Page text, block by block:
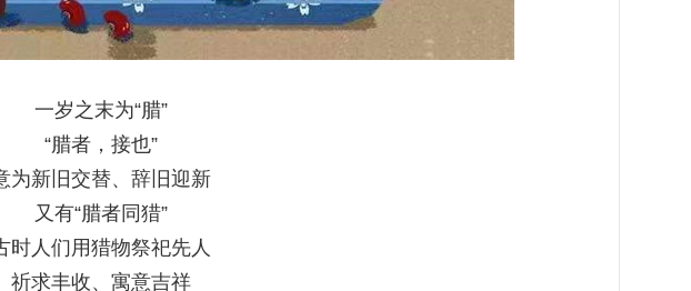
一岁之末为“腊”
“腊者，接也”
为新旧交替、辞旧迎新
又有“腊者同猎”
时人们用猎物祭祀先人
祈求丰收、寓意吉祥